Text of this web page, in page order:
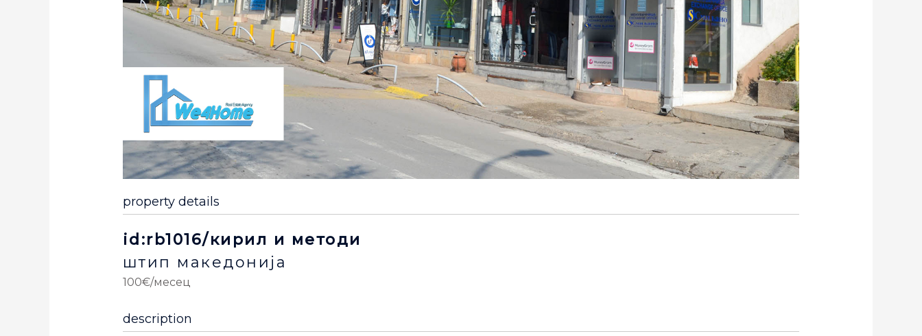
property details
id:rb1016/кирил и методи
штип македонија
100€/месец
description